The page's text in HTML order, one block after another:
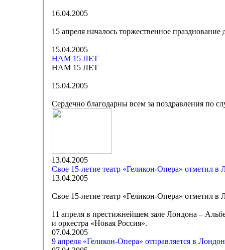
16.04.2005
15 апреля началось торжественное
15.04.2005
НАМ 15 ЛЕТ
НАМ 15 ЛЕТ
15.04.2005
Сердечно благодарны всем за поздравления по
13.04.2005
Свое 15-летие театр «Геликон-Опера» отметил в
13.04.2005
Свое 15-летие театр «Геликон-Опера» отметил в
11 апреля в престижнейшем зале Лондона –
и оркестра «Новая Россия».
07.04.2005
9 апреля «Геликон-Опера» отправляется в Лондон